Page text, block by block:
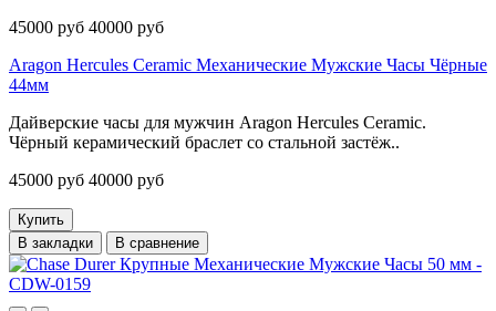
45000 руб 40000 руб
Aragon Hercules Ceramic Механические Мужские Часы Чёрные
44мм
Дайверские часы для мужчин Aragon Hercules Ceramic.
Чёрный керамический браслет со стальной застёж..
45000 руб 40000 руб
Купить
В закладки
В сравнение